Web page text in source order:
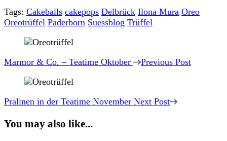
Tags: Cakeballs cakepops Delbrück Ilona Mura Oreo
Oreotrüffel Paderborn Suessblog Trüffel
Post
Navigation
Marmor & Co. – Teatime Oktober Previous Post
Pralinen in der Teatime November Next Post
You may also like...